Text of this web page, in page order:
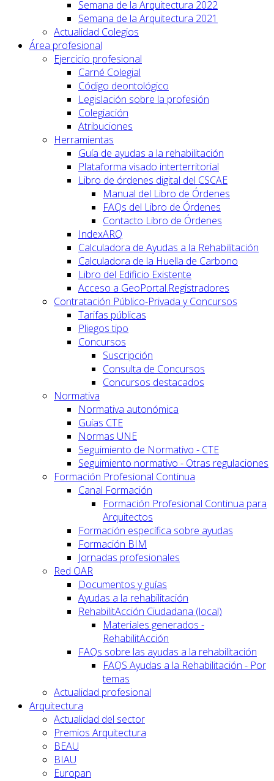
Semana de la Arquitectura 2022
Semana de la Arquitectura 2021
Actualidad Colegios
Área profesional
Ejercicio profesional
Carné Colegial
Código deontológico
Legislación sobre la profesión
Colegiación
Atribuciones
Herramientas
Guía de ayudas a la rehabilitación
Plataforma visado interterritorial
Libro de órdenes digital del CSCAE
Manual del Libro de Órdenes
FAQs del Libro de Órdenes
Contacto Libro de Órdenes
IndexARQ
Calculadora de Ayudas a la Rehabilitación
Calculadora de la Huella de Carbono
Libro del Edificio Existente
Acceso a GeoPortal.Registradores
Contratación Público-Privada y Concursos
Tarifas públicas
Pliegos tipo
Concursos
Suscripción
Consulta de Concursos
Concursos destacados
Normativa
Normativa autonómica
Guías CTE
Normas UNE
Seguimiento de Normativo - CTE
Seguimiento normativo - Otras regulaciones
Formación Profesional Continua
Canal Formación
Formación Profesional Continua para
Arquitectos
Formación específica sobre ayudas
Formación BIM
Jornadas profesionales
Red OAR
Documentos y guías
Ayudas a la rehabilitación
RehabilitAcción Ciudadana (local)
Materiales generados -
RehabilitAcción
FAQs sobre las ayudas a la rehabilitación
FAQS Ayudas a la Rehabilitación - Por
temas
Actualidad profesional
Arquitectura
Actualidad del sector
Premios Arquitectura
BEAU
BIAU
Europan